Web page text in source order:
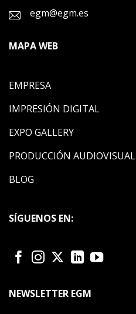
egm@egm.es
MAPA WEB
EMPRESA
IMPRESIÓN DIGITAL
EXPO GALLERY
PRODUCCIÓN AUDIOVISUAL
BLOG
SÍGUENOS EN:
NEWSLETTER EGM